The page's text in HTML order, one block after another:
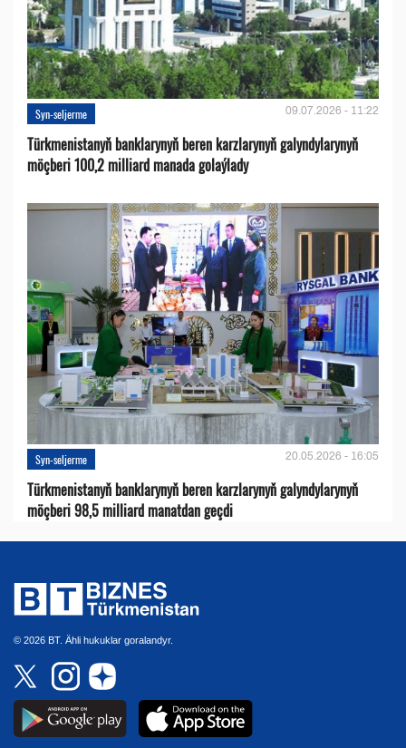
Syn-seljerme 09.07.2026 - 11:22
Türkmenistanyň banklarynyň beren karzlarynyň galyndylarynyň
möçberi 100,2 milliard manada golaýlady
Syn-seljerme 20.05.2026 - 16:05
Türkmenistanyň banklarynyň beren karzlarynyň galyndylarynyň
möçberi 98,5 milliard manatdan geçdi
© 2026 BT. Ähli hukuklar goralandyr.